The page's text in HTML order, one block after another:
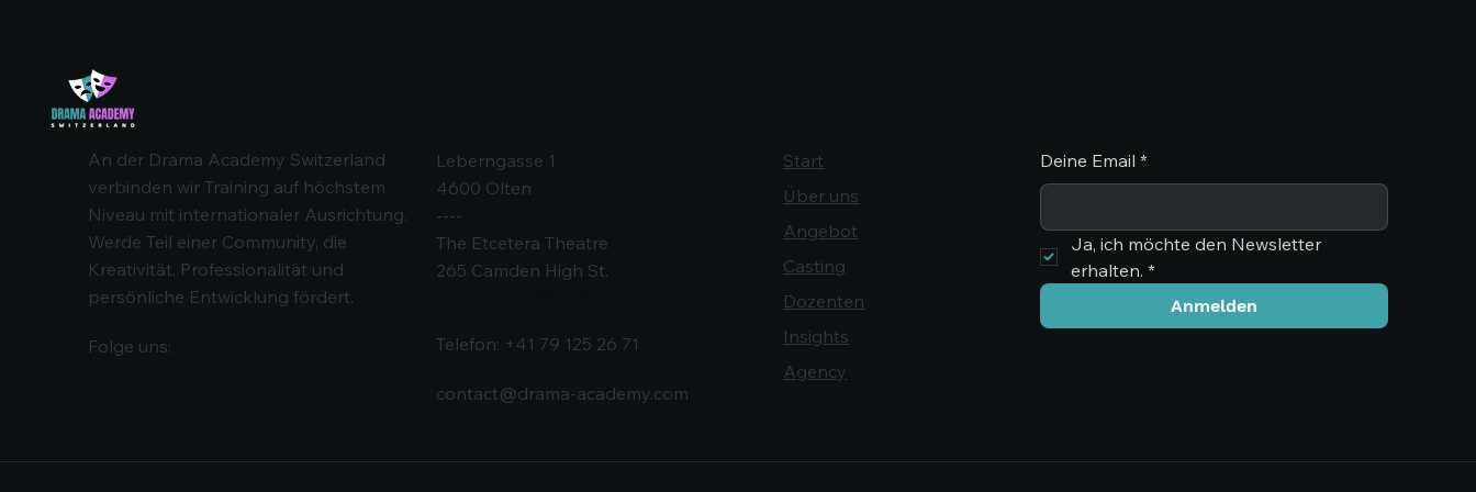
An der Drama Academy Switzerland
verbinden wir Training auf höchstem
Niveau mit internationaler Ausrichtung.
Werde Teil einer Community, die
Kreativität, Professionalität und
persönliche Entwicklung fördert.
Folge uns:
Leberngasse 1
4600 Olten
----
The Etcetera Theatre
265 Camden High St.
Telefon: +41 79 125 26 71
contact@drama-academy.com
Start
Über uns
Angebot
Casting
Dozenten
Insights
Agency
Deine Email *
Ja, ich möchte den Newsletter
erhalten. *
Anmelden